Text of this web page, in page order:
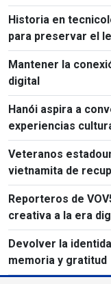
unidad nacional
Historia en
para preservar el
Mantener la
digital
Hanói aspira a
experiencias
Veteranos
vietnamita de
caídos
Reporteros de
creativa a la era
Devolver la
memoria y gratitud